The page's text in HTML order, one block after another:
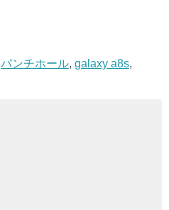
パンチホール, galaxy a8s,